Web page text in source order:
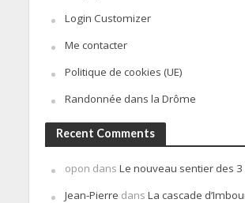
Login Customizer
Me contacter
Politique de cookies (UE)
Randonnée dans la Drôme
Recent Comments
opon dans Le nouveau sentier des 3
Jean-Pierre dans La cascade